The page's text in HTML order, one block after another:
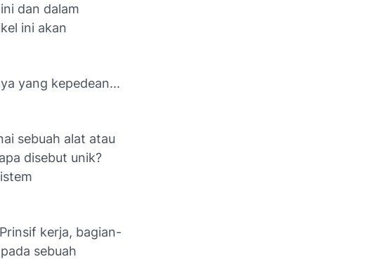
dan dalam
ini akan
yang kepedean...
sebuah alat atau
disebut unik?
kerja, bagian-
sebuah